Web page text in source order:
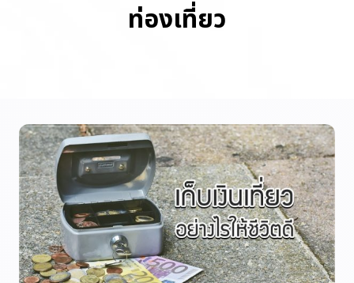
ท่องเที่ยว